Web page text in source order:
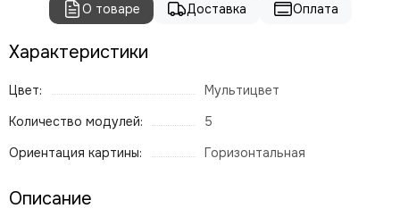
О товаре Доставка Оплата
Характеристики
Цвет:
Мультицвет
Количество модулей:
5
Ориентация картины:
Горизонтальная
Описание